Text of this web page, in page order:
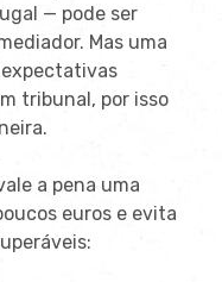
— pode ser
Mas uma
tribunal, por isso
a pena uma
euros e evita